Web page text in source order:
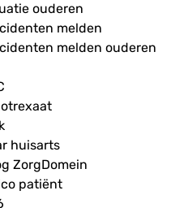
ouderen
melden
melden ouderen
huisarts
ZorgDomein
patiënt